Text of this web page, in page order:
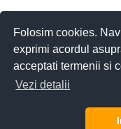
Folosim cookies.
exprimi acordul
acceptati termenii si
Vezi detalii
Apartamente de
0 anunturi
FILTREAZA